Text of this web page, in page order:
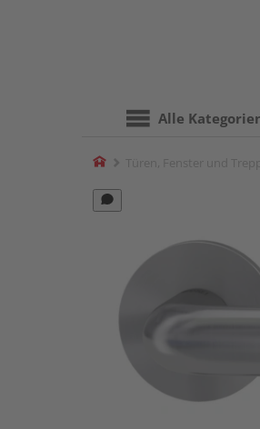
Alle
Home